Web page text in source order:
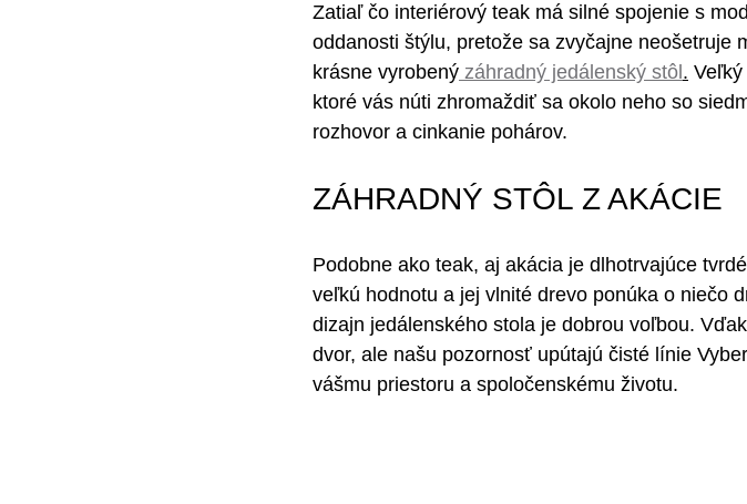
Zatiaľ čo interiérový teak má silné spojenie s
oddanosti štýlu, pretože sa zvyčajne neošetruje
krásne vyrobený záhradný jedálenský stôl .
ktoré vás núti zhromaždiť sa okolo neho so
rozhovor a cinkanie pohárov.
ZÁHRADNÝ STÔL Z AKÁCIE
Podobne ako teak, aj akácia je dlhotrvajúce
veľkú hodnotu a jej vlnité drevo ponúka o niečo
dizajn jedálenského stola je dobrou voľbou.
dvor, ale našu pozornosť upútajú čisté línie
vášmu priestoru a spoločenskému životu.